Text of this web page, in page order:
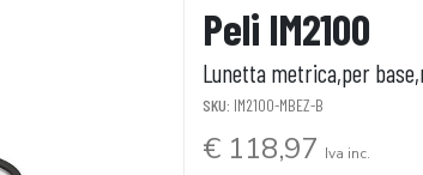
Peli IM2100
Lunetta metrica,per
SKU: IM2100-MBEZ-B
€ 118,97 Iva inc.